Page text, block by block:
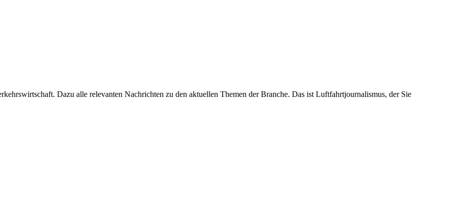
Dazu alle relevanten Nachrichten zu den aktuellen Themen der Branche. Das ist Luftfahrtjournalismus, der Sie